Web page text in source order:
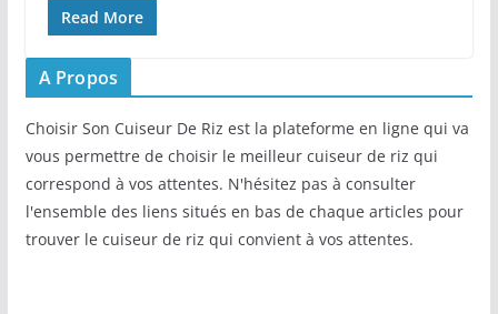
Read More
A Propos
Choisir Son Cuiseur De Riz est la plateforme en ligne qui va
vous permettre de choisir le meilleur cuiseur de riz qui
correspond à vos attentes. N'hésitez pas à consulter
l'ensemble des liens situés en bas de chaque articles pour
trouver le cuiseur de riz qui convient à vos attentes.